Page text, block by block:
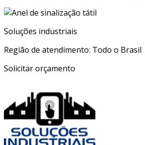
Soluções industriais
Região de atendimento: Todo o Brasil
Solicitar orçamento